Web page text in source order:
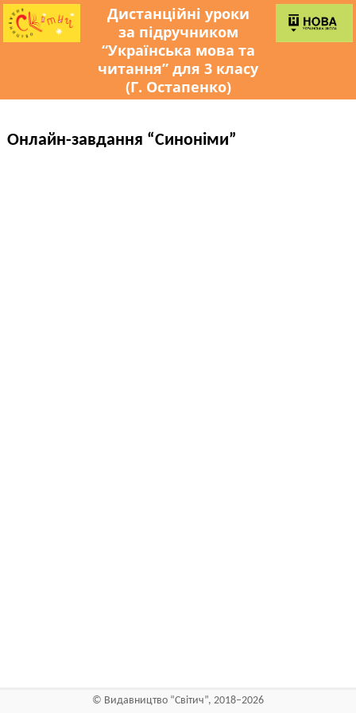
Дистанційні уроки
за підручником
“Українська мова та
читання” для 3 класу
(Г. Остапенко)
Онлайн-завдання “Синоніми”
© Видавництво “Світич”, 2018–2026